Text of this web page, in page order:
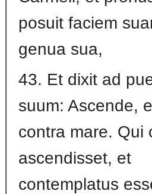
posuit faciem
genua sua,
43. Et dixit ad
suum: Ascende,
contra mare. Qui
ascendisset, et
contemplatus